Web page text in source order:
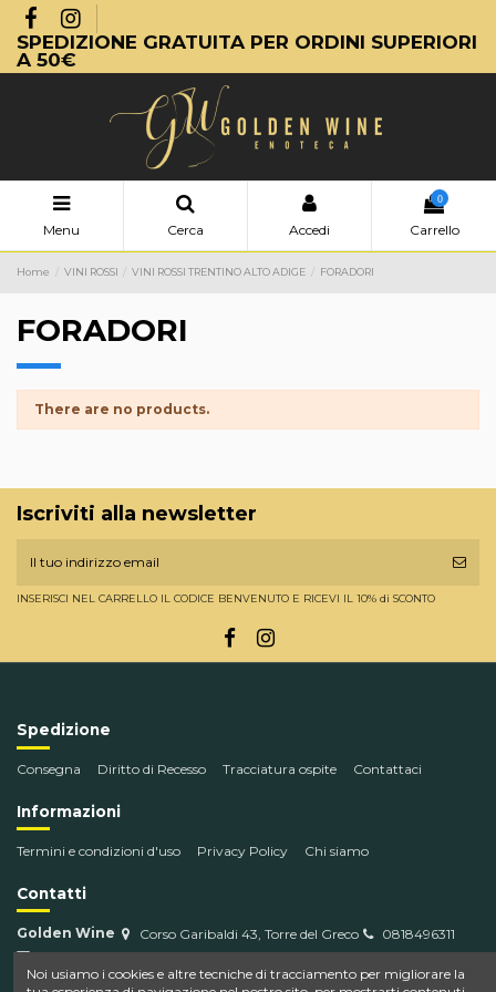
SPEDIZIONE GRATUITA PER ORDINI SUPERIORI
A 50€
Menu Cerca Accedi
0
Carrello
Home VINI ROSSI VINI ROSSI TRENTINO ALTO ADIGE FORADORI
FORADORI
There are no products.
Iscriviti alla newsletter
INSERISCI NEL CARRELLO IL CODICE BENVENUTO E RICEVI IL 10% di SCONTO
Spedizione
Consegna Diritto di Recesso Tracciatura ospite Contattaci
Informazioni
Termini e condizioni d'uso Privacy Policy Chi siamo
Contatti
Golden Wine Corso Garibaldi 43, Torre del Greco
0818496311
info@goldenwine.com
Noi usiamo i cookies e altre tecniche di tracciamento per migliorare la